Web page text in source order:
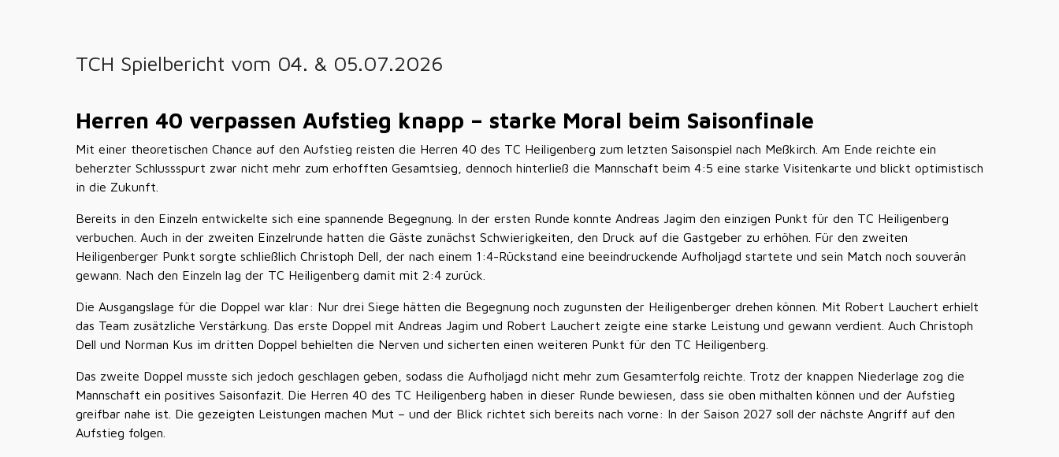
TCH Spielbericht vom 04. & 05.07.2026
Herren 40 verpassen Aufstieg knapp – starke Moral beim Saisonfinale
Mit einer theoretischen Chance auf den Aufstieg reisten die Herren 40 des TC Heiligenberg zum letzten Saisonspiel nach Meßkirch. Am Ende reichte ein
beherzter Schlussspurt zwar nicht mehr zum erhofften Gesamtsieg, dennoch hinterließ die Mannschaft beim 4:5 eine starke Visitenkarte und blickt optimistisch
in die Zukunft.
Bereits in den Einzeln entwickelte sich eine spannende Begegnung. In der ersten Runde konnte Andreas Jagim den einzigen Punkt für den TC Heiligenberg
verbuchen. Auch in der zweiten Einzelrunde hatten die Gäste zunächst Schwierigkeiten, den Druck auf die Gastgeber zu erhöhen. Für den zweiten
Heiligenberger Punkt sorgte schließlich Christoph Dell, der nach einem 1:4-Rückstand eine beeindruckende Aufholjagd startete und sein Match noch souverän
gewann. Nach den Einzeln lag der TC Heiligenberg damit mit 2:4 zurück.
Die Ausgangslage für die Doppel war klar: Nur drei Siege hätten die Begegnung noch zugunsten der Heiligenberger drehen können. Mit Robert Lauchert erhielt
das Team zusätzliche Verstärkung. Das erste Doppel mit Andreas Jagim und Robert Lauchert zeigte eine starke Leistung und gewann verdient. Auch Christoph
Dell und Norman Kus im dritten Doppel behielten die Nerven und sicherten einen weiteren Punkt für den TC Heiligenberg.
Das zweite Doppel musste sich jedoch geschlagen geben, sodass die Aufholjagd nicht mehr zum Gesamterfolg reichte. Trotz der knappen Niederlage zog die
Mannschaft ein positives Saisonfazit. Die Herren 40 des TC Heiligenberg haben in dieser Runde bewiesen, dass sie oben mithalten können und der Aufstieg
greifbar nahe ist. Die gezeigten Leistungen machen Mut – und der Blick richtet sich bereits nach vorne: In der Saison 2027 soll der nächste Angriff auf den
Aufstieg folgen.